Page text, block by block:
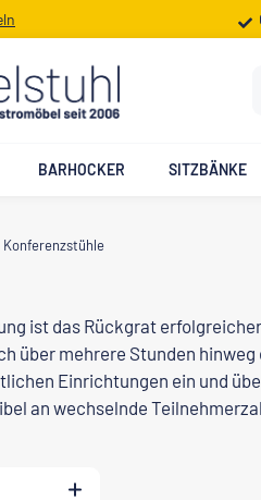
BARHOCKER SITZBÄNKE
Konferenzstühle
ist das Rückgrat
über mehrere Stunden
Einrichtungen ein und
an wechselnde